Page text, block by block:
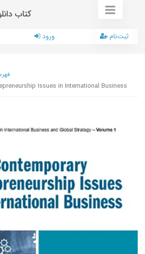
کتاب
ورود ثبت‌نام
Issues in International Business